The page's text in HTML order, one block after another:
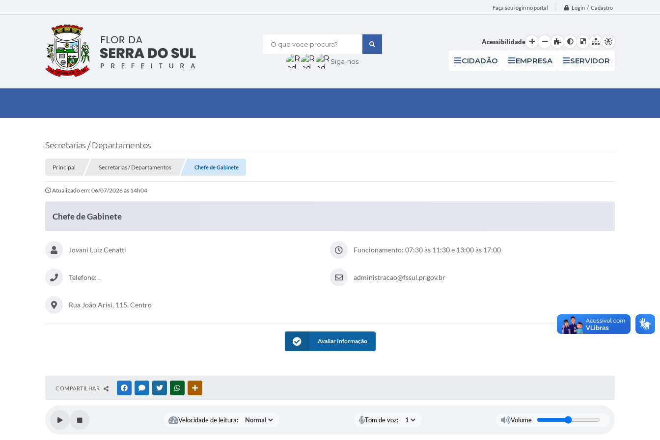
Faça seu login no portal Login / Cadastro
O que voce procura?
Siga-nos
Acessibilidade
CIDADÃO EMPRESA SERVIDOR
Secretarias / Departamentos
Principal Secretarias / Departamentos Chefe de Gabinete
Atualizado em: 06/07/2026 às 14h04
Chefe de Gabinete
Jovani Luiz Cenatti Funcionamento: 07:30 às 11:30 e 13:00 às 17:00
Telefone: . administracao@fssul.pr.gov.br
Rua João Arisi, 115, Centro
Avaliar Informação
COMPARTILHAR FACEBOOKMESSENGER
TWITTERWHATSAPP
Velocidade de leitura: Tom de voz: Volume